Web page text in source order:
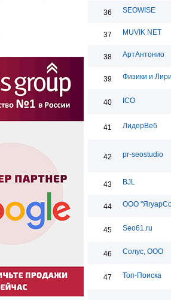
36 SEOWISE
37 MUVIK NET
38 АртАнтонио
39 Физики и
40 ICO
41 ЛидерВеб
42 pr-seostudio
43 BJL
44 ООО
45 Seo61.ru
46 Солус, ООО
47 Топ-Поиска